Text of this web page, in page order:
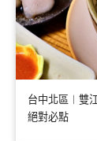
台中北區︱雙
絕對必點